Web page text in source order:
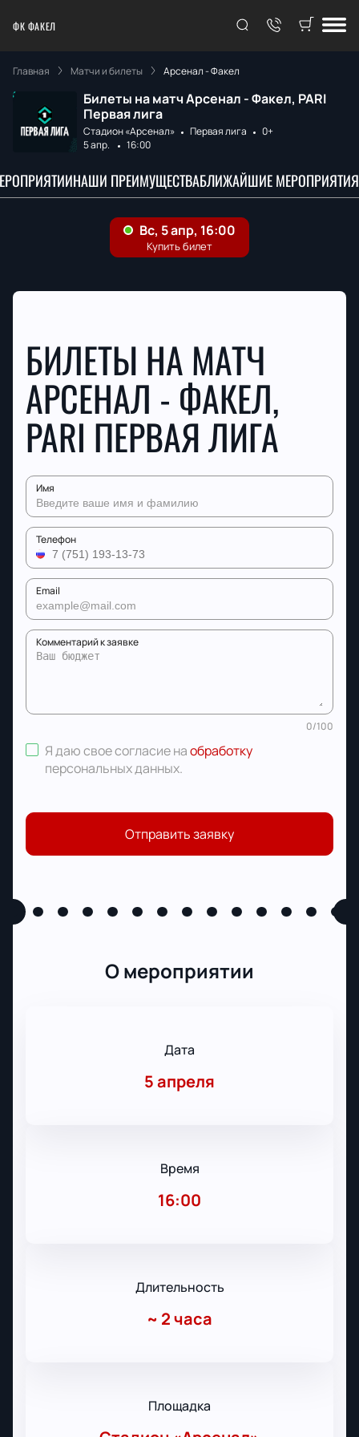
ФК ФАКЕЛ
Главная Матчи и билеты Арсенал - Факел
Билеты на матч Арсенал - Факел, PARI
Первая лига
Стадион «Арсенал» Первая лига
0+
5 апр.
16:00
НАШИ ПРЕИМУЩЕСТВАБЛИЖАЙШИЕ МЕРОПРИЯТИЯ
БИЛЕТЫ НА МАТЧ
АРСЕНАЛ - ФАКЕЛ,
PARI ПЕРВАЯ ЛИГА
Имя
Телефон
Email
Комментарий к заявке
0/100
Я даю свое согласие наобработку
персональных данных.
Отправить заявку
О мероприятии
Дата
5 апреля
Время
16:00
Длительность
~ 2 часа
Площадка